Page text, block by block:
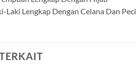
Laki Lengkap Dengan Celana Dan Peci